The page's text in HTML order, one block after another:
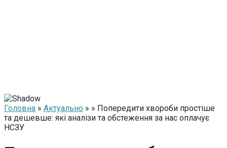
Головна » Актуально » » Попередити хвороби простіше
та дешевше: які аналізи та обстеження за нас оплачує
НСЗУ